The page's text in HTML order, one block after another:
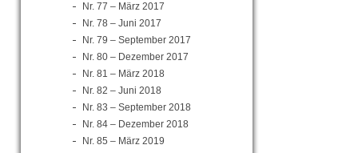
Nr. 77 – März 2017
Nr. 78 – Juni 2017
Nr. 79 – September 2017
Nr. 80 – Dezember 2017
Nr. 81 – März 2018
Nr. 82 – Juni 2018
Nr. 83 – September 2018
Nr. 84 – Dezember 2018
Nr. 85 – März 2019